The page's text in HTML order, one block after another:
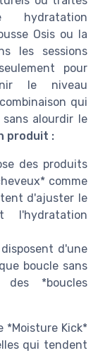
hydratation
Osis ou la
les sessions
pour
le niveau
qui
alourdir le
produit :
des produits
comme
d'ajuster le
l'hydratation
d'une
boucle sans
des *boucles
*Moisture Kick*
qui tendent